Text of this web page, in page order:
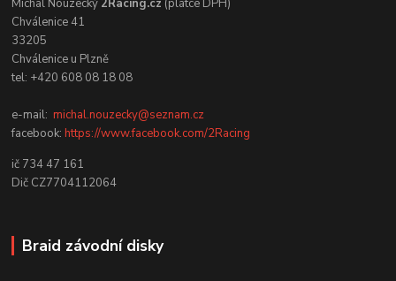
Michal Nouzecký2Racing.cz (plátce DPH)
Chválenice 41
33205
Chválenice u Plzně
tel: +420 608 08 18 08
e-mail:michal.nouzecky@seznam.cz
facebook:https://www.facebook.com/2Racing
ič 734 47 161
Dič CZ7704112064
Braid závodní disky